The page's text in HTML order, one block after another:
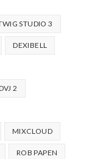
STUDIO 3
DEXIBELL
2
MIXCLOUD
ROB PAPEN